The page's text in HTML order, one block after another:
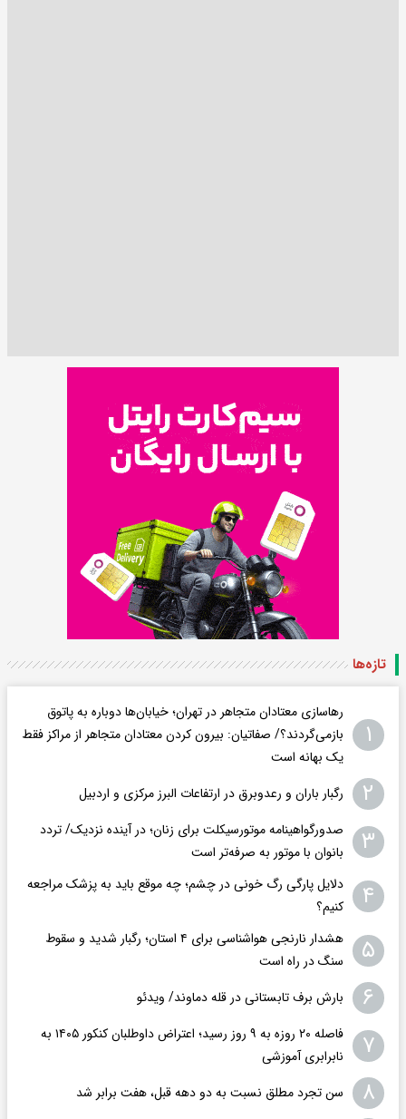
تازه‌ها
۱
رهاسازی معتادان متجاهر در تهران؛ خیابان‌ها دوباره به پاتوق
بازمی‌گردند؟/ صفاتیان: بیرون کردن معتادان متجاهر از مراکز فقط
یک بهانه است
۲ رگبار باران و رعدوبرق در ارتفاعات البرز مرکزی و اردبیل
۳
صدورگواهینامه موتورسیکلت برای زنان؛ در آینده نزدیک/ تردد
بانوان با موتور به‌ صرفه‌تر است
۴
دلایل پارگی رگ خونی در چشم؛ چه موقع باید به پزشک مراجعه
کنیم؟
۵
هشدار نارنجی هواشناسی برای ۴ استان؛ رگبار شدید و سقوط
سنگ در راه است
۶ بارش برف تابستانی در قله دماوند/ ویدئو
۷
فاصله ۲۰ روزه به ۹ روز رسید؛ اعتراض داوطلبان کنکور ۱۴۰۵ به
نابرابری آموزشی
۸ سن تجرد مطلق نسبت به دو دهه قبل، هفت برابر شد